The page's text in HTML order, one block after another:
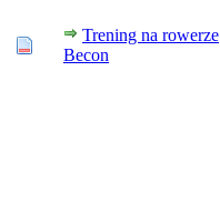
Trening na rowerze
Becon